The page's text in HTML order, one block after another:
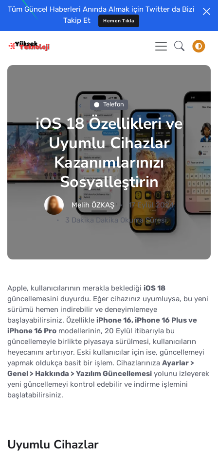
Tüm Güncel Haberleri Anında Almak için Twitter da Bizi
Takip Et
Hemen Tıkla
Telefon
iOS 18 Özellikleri ve
Uyumlu Cihazlar
Kazanımlarınızı
Sosyalleştirin
Melih ÖZKAŞ
17 Eylül 2024
3 Dakika Dakika Okuma Süresi
Apple, kullanıcılarının merakla beklediği iOS 18
güncellemesini duyurdu. Eğer cihazınız uyumluysa, bu yeni
sürümü hemen indirebilir ve deneyimlemeye
başlayabilirsiniz. Özellikle iPhone 16, iPhone 16 Plus ve
iPhone 16 Pro modellerinin, 20 Eylül itibarıyla bu
güncellemeyle birlikte piyasaya sürülmesi, kullanıcıların
heyecanını artırıyor. Eski kullanıcılar için ise, güncellemeyi
yapmak oldukça basit bir işlem. Cihazlarınıza Ayarlar >
Genel > Hakkında > Yazılım Güncellemesi yolunu izleyerek
yeni güncellemeyi kontrol edebilir ve indirme işlemini
başlatabilirsiniz.
Uyumlu Cihazlar